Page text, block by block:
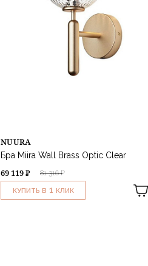
NUURA
Бра Miira Wall Brass Optic Clear
81 316 ₽
69 119 ₽
КУПИТЬ В 1 КЛИК